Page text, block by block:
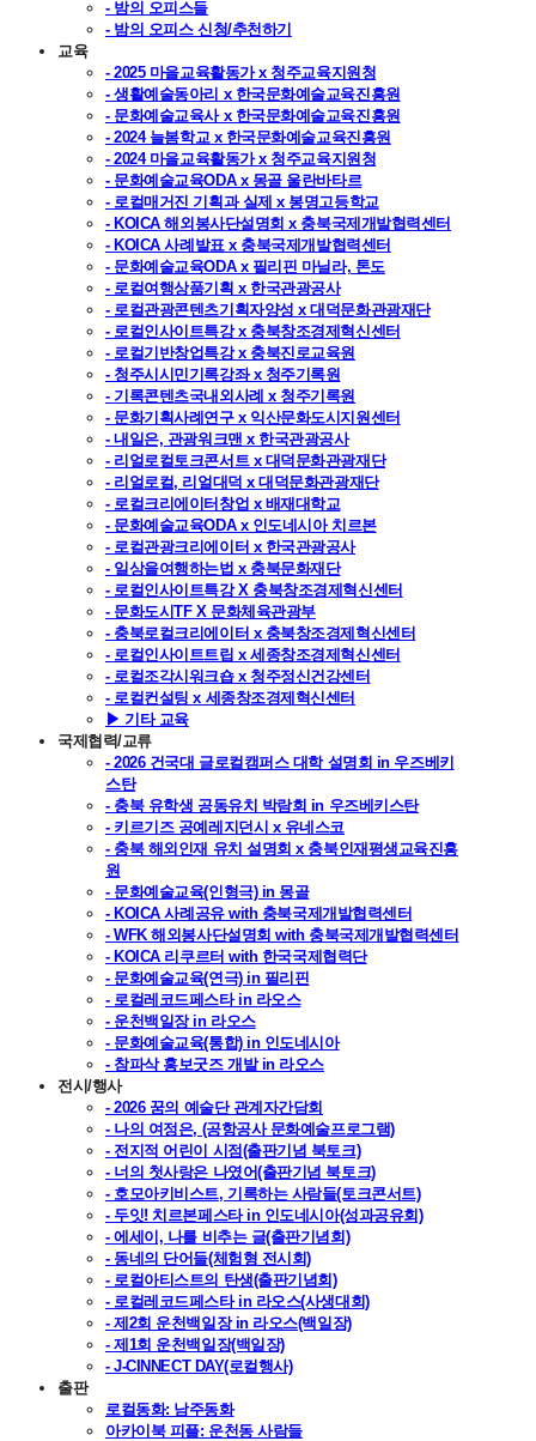
- 밤의 오피스들
- 밤의 오피스 신청/추천하기
교육
- 2025 마을교육활동가 x 청주교육지원청
- 생활예술동아리 x 한국문화예술교육진흥원
- 문화예술교육사 x 한국문화예술교육진흥원
- 2024 늘봄학교 x 한국문화예술교육진흥원
- 2024 마을교육활동가 x 청주교육지원청
- 문화예술교육ODA x 몽골 울란바타르
- 로컬매거진 기획과 실제 x 봉명고등학교
- KOICA 해외봉사단설명회 x 충북국제개발협력센터
- KOICA 사례발표 x 충북국제개발협력센터
- 문화예술교육ODA x 필리핀 마닐라, 톤도
- 로컬여행상품기획 x 한국관광공사
- 로컬관광콘텐츠기획자양성 x 대덕문화관광재단
- 로컬인사이트특강 x 충북창조경제혁신센터
- 로컬기반창업특강 x 충북진로교육원
- 청주시시민기록강좌 x 청주기록원
- 기록콘텐츠국내외사례 x 청주기록원
- 문화기획사례연구 x 익산문화도시지원센터
- 내일은, 관광워크맨 x 한국관광공사
- 리얼로컬토크콘서트 x 대덕문화관광재단
- 리얼로컬, 리얼대덕 x 대덕문화관광재단
- 로컬크리에이터창업 x 배재대학교
- 문화예술교육ODA x 인도네시아 치르본
- 로컬관광크리에이터 x 한국관광공사
- 일상을여행하는법 x 충북문화재단
- 로컬인사이트특강 X 충북창조경제혁신센터
- 문화도시TF X 문화체육관광부
- 충북로컬크리에이터 x 충북창조경제혁신센터
- 로컬인사이트트립 x 세종창조경제혁신센터
- 로컬조각시워크숍 x 청주정신건강센터
- 로컬컨설팅 x 세종창조경제혁신센터
▶ 기타 교육
국제협력/교류
- 2026 건국대 글로컬캠퍼스 대학 설명회 in 우즈베키
스탄
- 충북 유학생 공동유치 박람회 in 우즈베키스탄
- 키르기즈 공예레지던시 x 유네스코
- 충북 해외인재 유치 설명회 x 충북인재평생교육진흥
원
- 문화예술교육(인형극) in 몽골
- KOICA 사례공유 with 충북국제개발협력센터
- WFK 해외봉사단설명회 with 충북국제개발협력센터
- KOICA 리쿠르터 with 한국국제협력단
- 문화예술교육(연극) in 필리핀
- 로컬레코드페스타 in 라오스
- 운천백일장 in 라오스
- 문화예술교육(통합) in 인도네시아
- 참파삭 홍보굿즈 개발 in 라오스
전시/행사
- 2026 꿈의 예술단 관계자간담회
- 나의 여정은, (공항공사 문화예술프로그램)
- 전지적 어린이 시점(출판기념 북토크)
- 너의 첫사랑은 나였어(출판기념 북토크)
- 호모아키비스트, 기록하는 사람들(토크콘서트)
- 두잇! 치르본페스타 in 인도네시아(성과공유회)
- 에세이, 나를 비추는 글(출판기념회)
- 동네의 단어들(체험형 전시회)
- 로컬아티스트의 탄생(출판기념회)
- 로컬레코드페스타 in 라오스(사생대회)
- 제2회 운천백일장 in 라오스(백일장)
- 제1회 운천백일장(백일장)
- J-CINNECT DAY(로컬행사)
출판
로컬동화: 남주동화
아카이북 피플: 운천동 사람들